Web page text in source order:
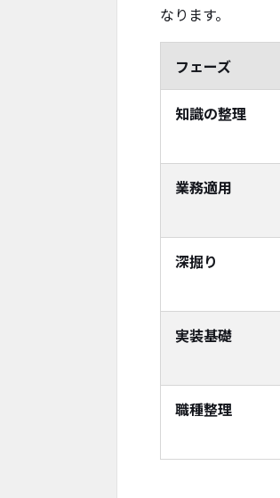
なります。
フェーズ
知識の整理
業務適用
深掘り
実装基礎
職種整理